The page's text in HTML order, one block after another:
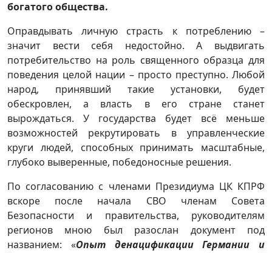
богатого общества.
Оправдывать личную страсть к потреблению –
значит вести себя недостойно. А выдвигать
потребительство на роль священного образца для
поведения целой нации – просто преступно. Любой
народ, принявший такие установки, будет
обескровлен, а власть в его стране станет
вырождаться. У государства будет всё меньше
возможностей рекрутировать в управленческие
круги людей, способных принимать масштабные,
глубоко выверенные, победоносные решения.
По согласованию с членами Президиума ЦК КПРФ
вскоре после начала СВО членам Совета
Безопасности и правительства, руководителям
регионов мною был разослан документ под
названием: «Опыт денацификации Германии и